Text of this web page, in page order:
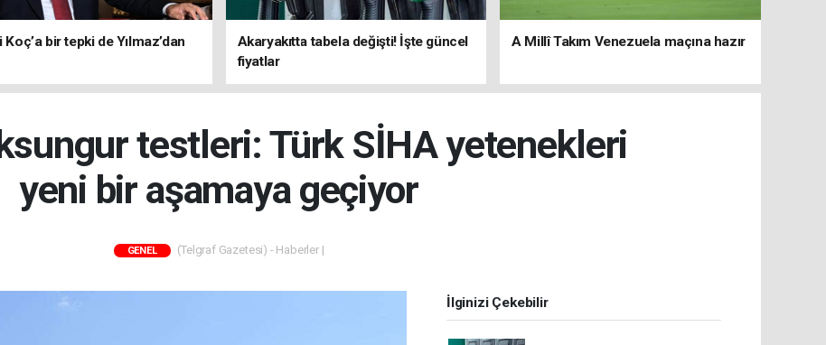
Koç’a bir tepki de Yılmaz’dan
Akaryakıtta tabela değişti! İşte güncel
fiyatlar
A Millî Takım Venezuela maçına hazır
testleri: Türk SİHA yetenekleri
yeni bir aşamaya geçiyor
GENEL (Telgraf Gazetesi) - Haberler |
İlginizi Çekebilir